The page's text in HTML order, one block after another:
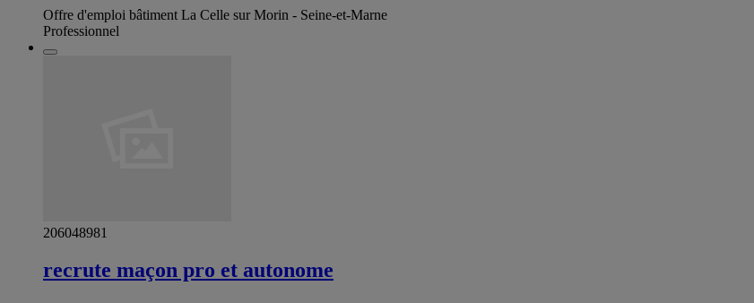
Offre d'emploi bâtiment La Celle sur Morin - Seine-et-Marne
Professionnel
206048981
recrute maçon pro et autonome